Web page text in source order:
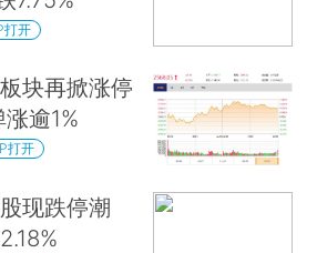
打开
块再掀涨停
逾1%
打开
现跌停潮